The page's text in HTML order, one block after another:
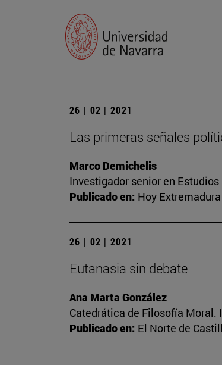
26 | 02 | 2021
Las primeras señales
Marco Demichelis
Investigador senior en
Publicado en: Hoy Extremadura
26 | 02 | 2021
Eutanasia sin debate
Ana Marta González
Catedrática de Filosofía Moral.
Publicado en: El Norte de